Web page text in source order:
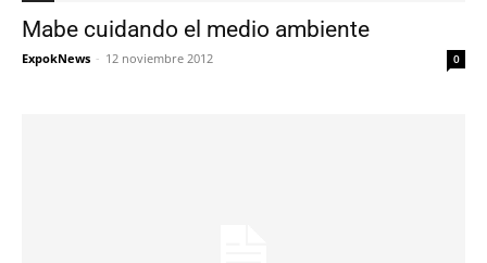
Mabe cuidando el medio ambiente
ExpokNews - 12 noviembre 2012 0